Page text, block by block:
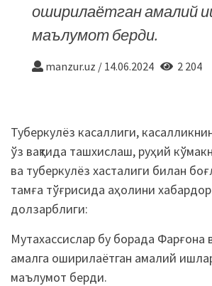
оширилаётган амалий
маълумот берди.
manzur.uz / 14.06.2024 2 204
Туберкулёз касаллиги,
ўз вақтида ташхислаш, руҳий
ва туберкулёз хасталиги билан
тамға тўғрисида аҳолини
долзарблиги:
Мутахассислар бу борада Фарғона
амалга оширилаётган амалий
маълумот берди.